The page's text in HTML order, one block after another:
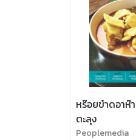
หร๊อยข๋าดอาห๊
ตะลุง
Peoplemedia